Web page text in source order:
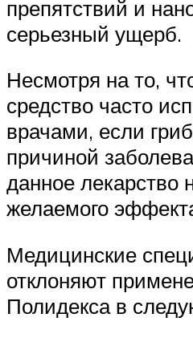
препятствий и
серьезный ущерб.
Несмотря на то,
средство часто
врачами, если
причиной
данное лекарство
желаемого
Медицинские
отклоняют
Полидекса в